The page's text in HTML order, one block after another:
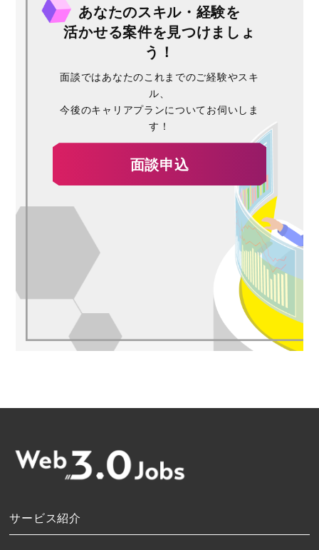
あなたのスキル・経験を
活かせる案件を見つけましょ
う！
面談ではあなたのこれまでのご経験やスキ
ル、
今後のキャリアプランについてお伺いしま
す！
面談申込
サービス紹介